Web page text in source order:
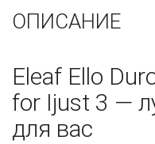
ОПИСАНИЕ
Eleaf Ello
for Ijust 3 —
для вас